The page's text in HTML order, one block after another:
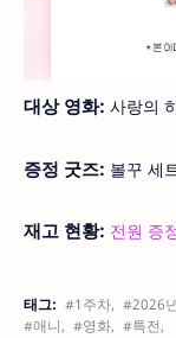
대상 영화: 사랑의
증정 굿즈: 볼꾸 세
재고 현황: 전원 증
태그: #1주차, #2026
#애니, #영화, #특전,